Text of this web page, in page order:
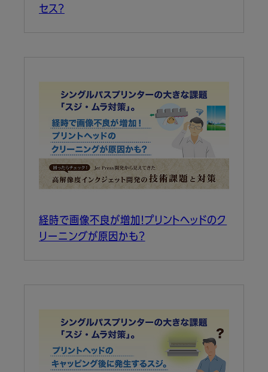
セス？
経時で画像不良が増加！プリントヘッドのク
リーニングが原因かも？